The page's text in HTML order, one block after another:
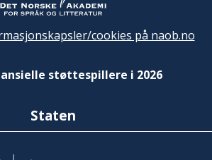
cookies på naob.no
støttespillere i 2026
Staten